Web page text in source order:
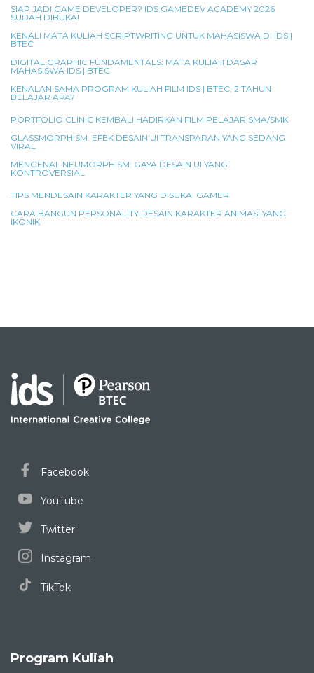
SIAP JADI GAME DEVELOPER? IDS GAMEDEV ACADEMY 2026
SUDAH DIBUKA!
KENALI MATA KULIAH SCRIPTWRITING UNTUK MAHASISWA DI IDS |
BTEC
DIGITAL GRAPHIC FUNDAMENTALS: MATA KULIAH DASAR
MAHASISWA IDS | BTEC
KENALAN SAMA PROGRAM KULIAH FILM IDS | BTEC, 2 TAHUN
BELAJAR APA?
PORTFOLIO CLINIC KEMBALI HADIRKAN FILM PELAJAR SMA/SMK
GLASSMORPHISM: EFEK DESAIN UI TRANSPARAN YANG SEDANG
VIRAL
MENGENAL NEUMORPHISM: GAYA DESAIN UI YANG
KONTROVERSIAL
TIPS MENDESAIN KARAKTER YANG DISUKAI GAMER
CARA BANGUN PERSONALITY DESAIN KARAKTER ANIMASI YANG
IKONIK
Facebook
YouTube
Twitter
Instagram
TikTok
Program Kuliah